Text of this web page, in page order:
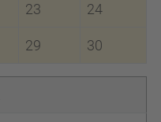
23 24
29 30